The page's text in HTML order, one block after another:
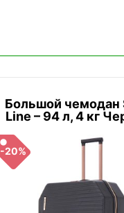
Большой чемодан
Line – 94 л, 4 кг
-20%